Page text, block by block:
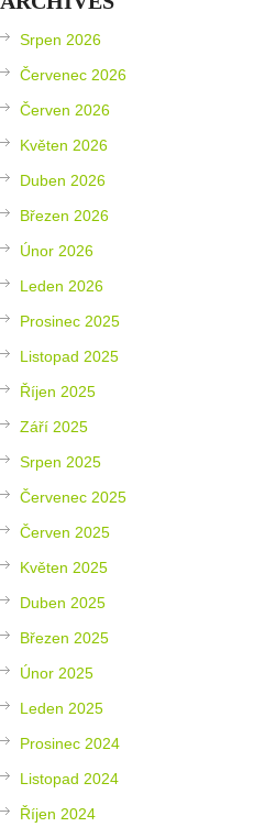
Srpen 2026
Červenec 2026
Červen 2026
Květen 2026
Duben 2026
Březen 2026
Únor 2026
Leden 2026
Prosinec 2025
Listopad 2025
Říjen 2025
Září 2025
Srpen 2025
Červenec 2025
Červen 2025
Květen 2025
Duben 2025
Březen 2025
Únor 2025
Leden 2025
Prosinec 2024
Listopad 2024
Říjen 2024